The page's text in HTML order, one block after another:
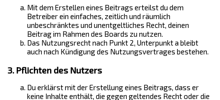
Mit dem Erstellen eines Beitrags erteilst du dem
Betreiber ein einfaches, zeitlich und räumlich
unbeschränktes und unentgeltliches Recht, deinen
Beitrag im Rahmen des Boards zu nutzen.
Das Nutzungsrecht nach Punkt 2, Unterpunkt a bleibt
auch nach Kündigung des Nutzungsvertrages bestehen.
3. Pflichten des Nutzers
Du erklärst mit der Erstellung eines Beitrags, dass er
keine Inhalte enthält, die gegen geltendes Recht oder die